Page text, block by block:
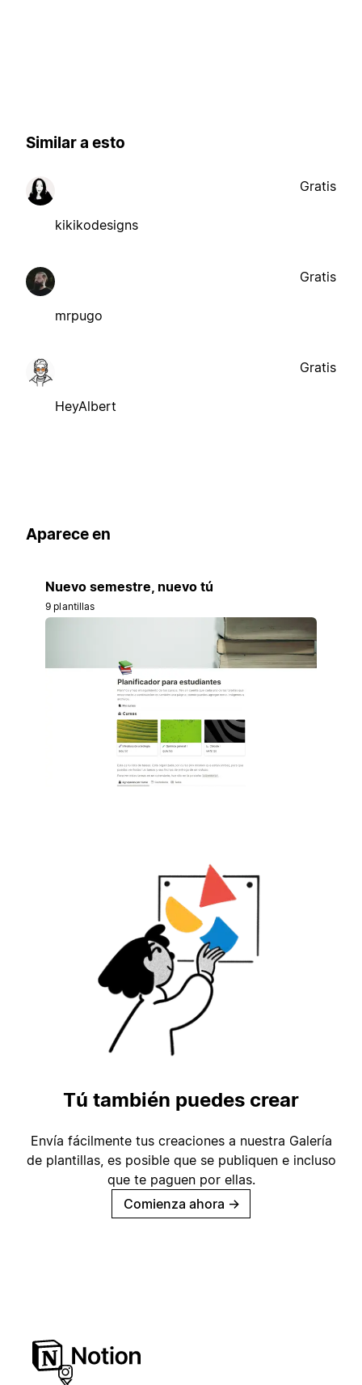
Similar a esto
kikikodesigns
Gratis
mrpugo
Gratis
HeyAlbert
Gratis
Aparece en
Nuevo semestre, nuevo tú
9 plantillas
Tú también puedes crear
Envía fácilmente tus creaciones a nuestra Galería
de plantillas, es posible que se publiquen e incluso
que te paguen por ellas.
Comienza ahora →